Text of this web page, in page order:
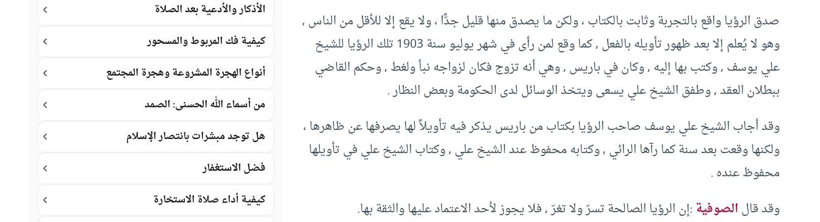
صدق الرؤيا واقع بالتجربة وثابت بالكتاب ، ولكن ما يصدق منها قليل جدًّا ، ولا يقع إلا للأقل من الناس ,
وهو لا يُعلم إلا بعد ظهور تأويله بالفعل , كما وقع لمن رأى في شهر يوليو سنة 1903 تلك الرؤيا للشيخ
علي يوسف , وكتب بها إليه , وكان في باريس , وهي أنه تزوج فكان لزواجه نبأ ولغط , وحكم القاضي
ببطلان العقد , وطفق الشيخ علي يسعى ويتخذ الوسائل لدى الحكومة وبعض النظار .
وقد أجاب الشيخ علي يوسف صاحب الرؤيا بكتاب من باريس يذكر فيه تأويلاً لها يصرفها عن ظاهرها ،
ولكنها وقعت بعد سنة كما رآها الرائي , وكتابه محفوظ عند الشيخ علي , وكتاب الشيخ علي في تأويلها
محفوظ عنده .
وقد قالالصوفية:إن الرؤيا الصالحة تسرّ ولا تغرّ , فلا يجوز لأحد الاعتماد عليها والثقة بها.
الأذكار والأدعية بعد الصلاة
كيفية فك المربوط والمسحور
أنواع الهجرة المشروعة وهجرة المجتمع
من أسماء الله الحسنى: الصمد
هل توجد مبشرات بانتصار الإسلام
فضل الاستغفار
كيفية أداء صلاة الاستخارة